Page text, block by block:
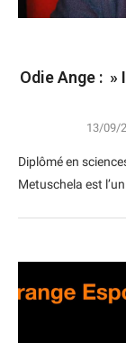
Odie Ange : »
13/09/
Diplômé en
Metuschela est